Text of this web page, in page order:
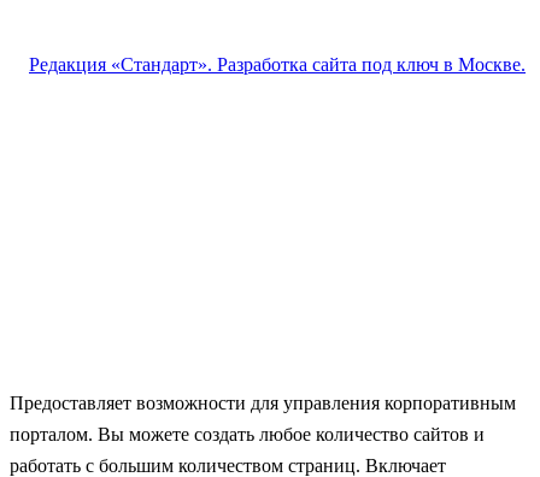
Предоставляет возможности для управления корпоративным
порталом. Вы можете создать любое количество сайтов и
работать с большим количеством страниц. Включает